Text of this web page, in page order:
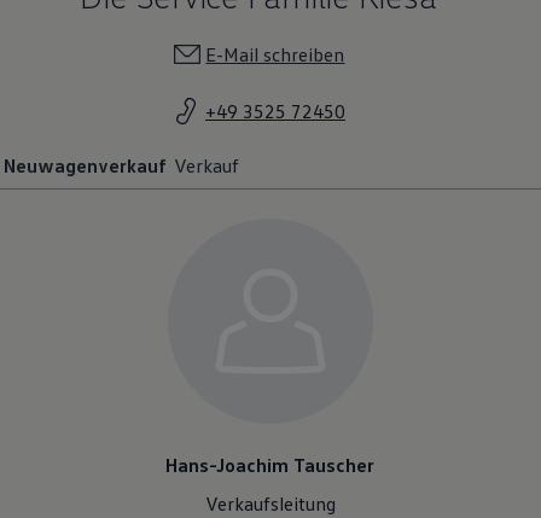
E-Mail schreiben
+49 3525 72450
Neuwagenverkauf Verkauf
Hans-Joachim Tauscher
Verkaufsleitung